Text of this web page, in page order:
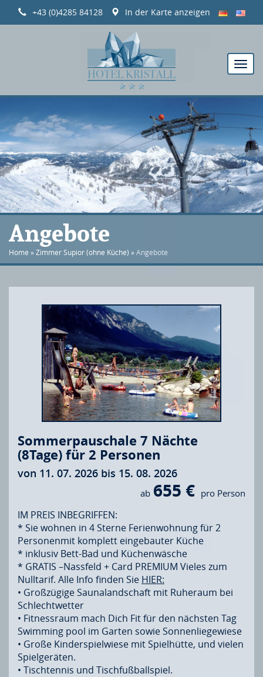
+43 (0)4285 84128 In der Karte anzeigen
Angebote
Home »Zimmer Supior (ohne Küche) »Angebote
Sommerpauschale 7 Nächte
(8Tage) für 2 Personen
von 11. 07. 2026 bis 15. 08. 2026
ab 655 € pro Person
IM PREIS INBEGRIFFEN:
* Sie wohnen in 4 Sterne Ferienwohnung für 2
Personenmit komplett eingebauter Küche
* inklusiv Bett-Bad und Küchenwäsche
* GRATIS –Nassfeld + Card PREMIUM Vieles zum
Nulltarif. Alle Info finden Sie HIER:
• Großzügige Saunalandschaft mit Ruheraum bei
Schlechtwetter
• Fitnessraum mach Dich Fit für den nächsten Tag
Swimming pool im Garten sowie Sonnenliegewiese
• Große Kinderspielwiese mit Spielhütte, und vielen
Spielgeräten.
• Tischtennis und Tischfußballspiel.